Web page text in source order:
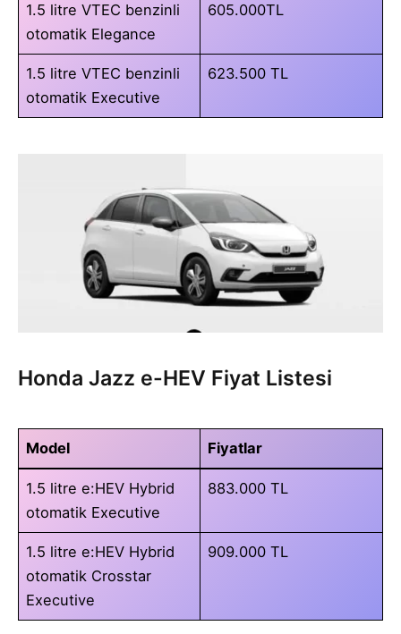
1.5 litre VTEC benzinli
otomatik Elegance
605.000TL
1.5 litre VTEC benzinli
otomatik Executive
623.500 TL
Honda Jazz e-HEV Fiyat Listesi
Model Fiyatlar
1.5 litre e:HEV Hybrid
otomatik Executive
883.000 TL
1.5 litre e:HEV Hybrid
otomatik Crosstar
Executive
909.000 TL